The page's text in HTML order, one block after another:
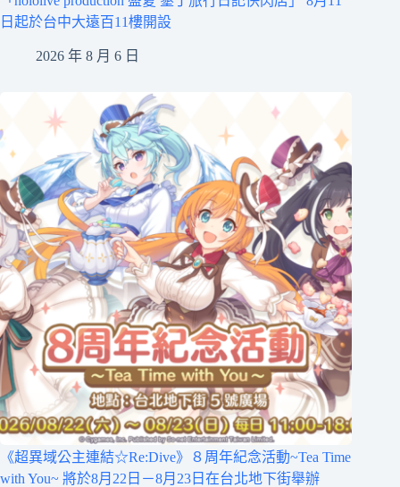
日起於台中大遠百11樓開設
2026 年 8 月 6 日
《超異域公主連結☆Re:Dive》８周年紀念活動~Tea Time
with You~ 將於8月22日－8月23日在台北地下街舉辦